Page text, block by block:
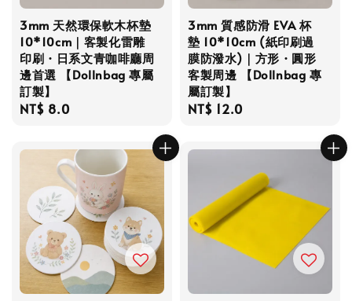
3mm 天然環保軟木杯墊
10*10cm｜客製化雷雕
印刷・日系文青咖啡廳周
邊首選 【Dollnbag 專屬
訂製】
Regular
NT$ 8.0
3mm 質感防滑 EVA 杯
墊 10*10cm (紙印刷過
膜防潑水)｜方形・圓形
客製周邊 【Dollnbag 專
屬訂製】
Regular
NT$ 12.0